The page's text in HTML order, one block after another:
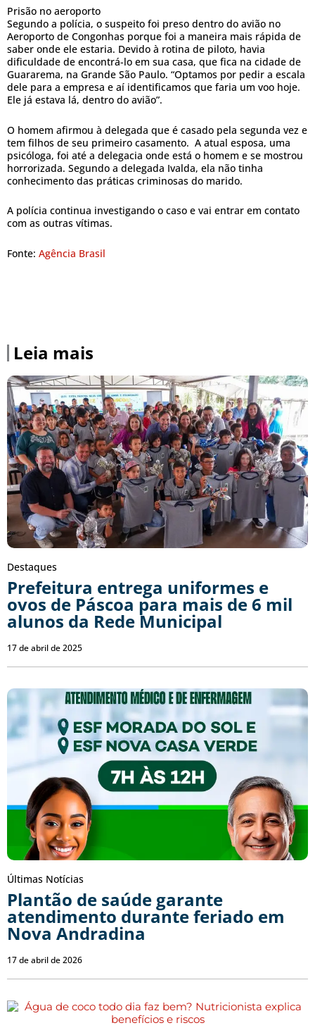
Prisão no aeroporto
Segundo a polícia, o suspeito foi preso dentro do avião no
Aeroporto de Congonhas porque foi a maneira mais rápida de
saber onde ele estaria. Devido à rotina de piloto, havia
dificuldade de encontrá-lo em sua casa, que fica na cidade de
Guararema, na Grande São Paulo. “Optamos por pedir a escala
dele para a empresa e aí identificamos que faria um voo hoje.
Ele já estava lá, dentro do avião”.
O homem afirmou à delegada que é casado pela segunda vez e
tem filhos de seu primeiro casamento. A atual esposa, uma
psicóloga, foi até a delegacia onde está o homem e se mostrou
horrorizada. Segundo a delegada Ivalda, ela não tinha
conhecimento das práticas criminosas do marido.
A polícia continua investigando o caso e vai entrar em contato
com as outras vítimas.
Fonte: Agência Brasil
Leia mais
Destaques
Prefeitura entrega uniformes e
ovos de Páscoa para mais de 6 mil
alunos da Rede Municipal
17 de abril de 2025
Últimas Notícias
Plantão de saúde garante
atendimento durante feriado em
Nova Andradina
17 de abril de 2026